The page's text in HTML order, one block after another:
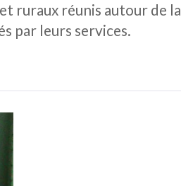
ruraux réunis autour de la
par leurs services.